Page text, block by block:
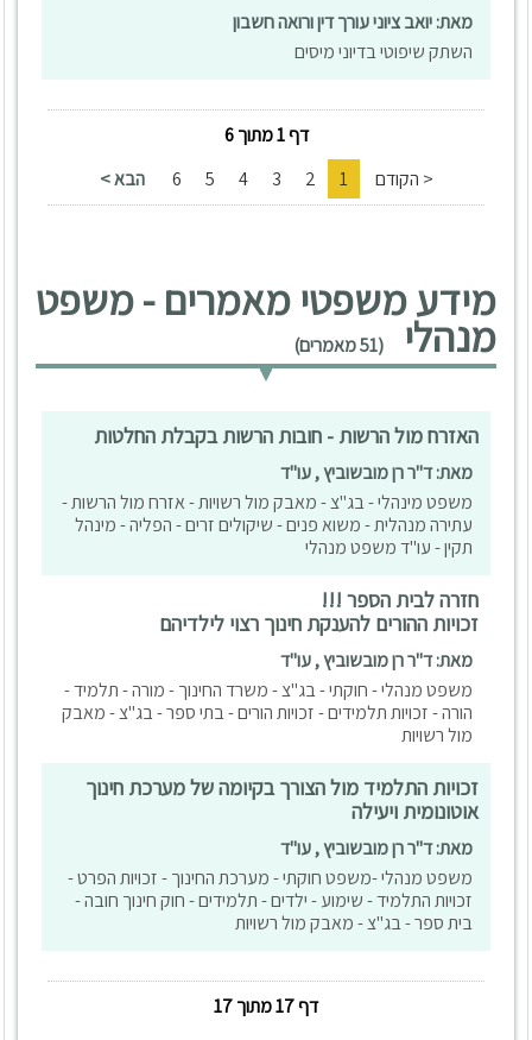
מאת: יואב ציוני עורך דין ורואה חשבון
השתק שיפוטי בדיוני מיסים
דף 1 מתוך 6
< הקודם
1
2
3
4
5
6 הבא >
מידע משפטי מאמרים - משפט
מנהלי (51 מאמרים)
האזרח מול הרשות - חובות הרשות בקבלת החלטות
מאת: ד"ר רן מובשוביץ , עו"ד
משפט מינהלי - בג"צ - מאבק מול רשויות - אזרח מול הרשות -
עתירה מנהלית - משוא פנים - שיקולים זרים - הפליה - מינהל
תקין - עו"ד משפט מנהלי
חזרה לבית הספר !!!
זכויות ההורים להענקת חינוך רצוי לילדיהם
מאת: ד"ר רן מובשוביץ , עו"ד
משפט מנהלי - חוקתי - בג"צ - משרד החינוך - מורה - תלמיד -
הורה - זכויות תלמידים - זכויות הורים - בתי ספר - בג"צ - מאבק
מול רשויות
זכויות התלמיד מול הצורך בקיומה של מערכת חינוך
אוטונומית ויעילה
מאת: ד"ר רן מובשוביץ , עו"ד
משפט מנהלי -משפט חוקתי - מערכת החינוך - זכויות הפרט -
זכויות התלמיד - שימוע - ילדים - תלמידים - חוק חינוך חובה -
בית ספר - בג"צ - מאבק מול רשויות
דף 17 מתוך 17